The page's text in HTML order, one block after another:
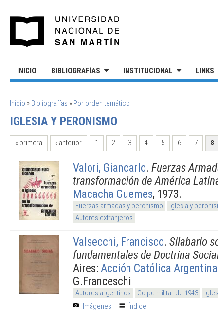
INICIO BIBLIOGRAFÍAS INSTITUCIONAL LINKS
SE ENCUENTRA USTED AQUÍ
Inicio » Bibliografías » Por orden temático
IGLESIA Y PERONISMO
PÁGINAS
« primera ‹ anterior 1 2 3 4 5 6 7 8
Valori, Giancarlo. Fuerzas
transformación de América
Macacha Guemes, 1973.
Fuerzas armadas y peronismo
Iglesia y
Autores extranjeros
Valsecchi, Francisco. Silabario
fundamentales de Doctrina
Aires: Acción Católica Argentina
G.Franceschi
Autores argentinos Golpe militar de 1943
Imágenes
Índice